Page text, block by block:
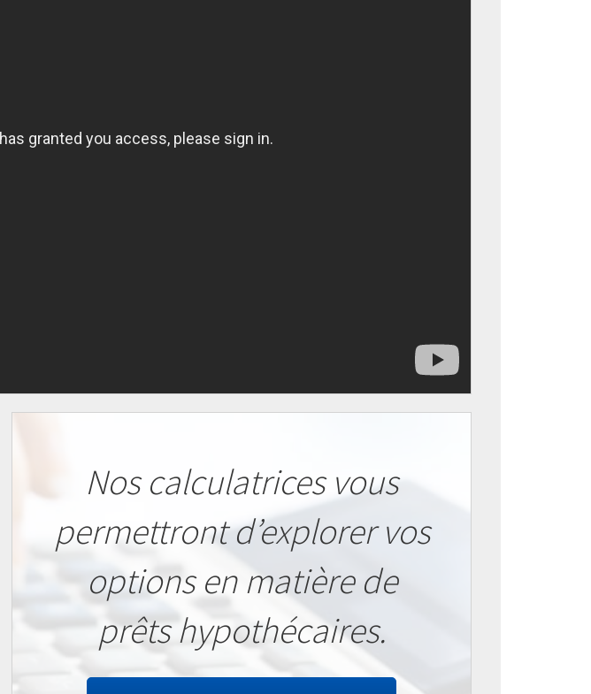
Nos calculatrices vous
permettront d’explorer vos
options en matière de
prêts hypothécaires.